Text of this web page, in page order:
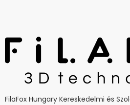
FilaFox Hungary Kereskedelmi és